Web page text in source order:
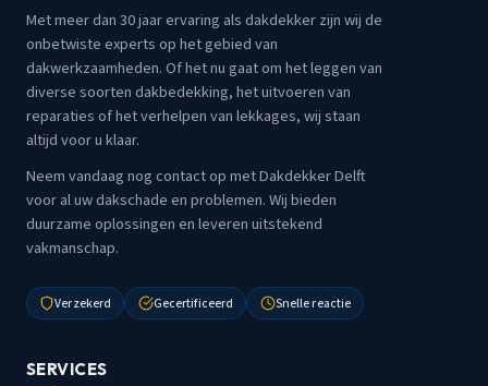
Met meer dan 30 jaar ervaring als dakdekker zijn wij de
onbetwiste experts op het gebied van
dakwerkzaamheden. Of het nu gaat om het leggen van
diverse soorten dakbedekking, het uitvoeren van
reparaties of het verhelpen van lekkages, wij staan
altijd voor u klaar.
Neem vandaag nog contact op met Dakdekker Delft
voor al uw dakschade en problemen. Wij bieden
duurzame oplossingen en leveren uitstekend
vakmanschap.
Verzekerd Gecertificeerd Snelle reactie
SERVICES